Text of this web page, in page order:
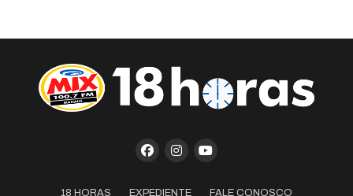
18 HORAS EXPEDIENTE FALE CONOSCO